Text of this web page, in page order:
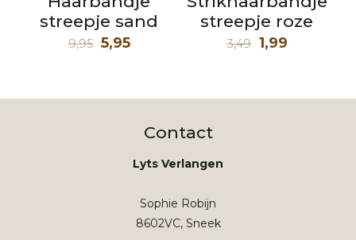
streepje sand
9,95 Oorspronkelijke
9,95.
5,95Huidige
5,95.
streepje roze
3,49
3,49.
1,99Huidige
1,99.
Contact
Lyts Verlangen
Sophie Robijn
8602VC, Sneek